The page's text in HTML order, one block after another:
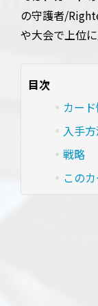
の守護者/
や大会で上位
目次
カー
入手
戦略
この